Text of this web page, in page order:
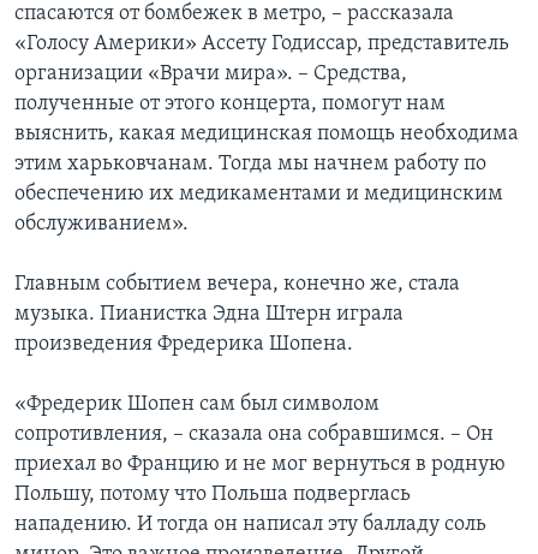
спасаются от бомбежек в метро, – рассказала
«Голосу Америки» Ассету Годиссар, представитель
организации «Врачи мира». – Средства,
полученные от этого концерта, помогут нам
выяснить, какая медицинская помощь необходима
этим харьковчанам. Тогда мы начнем работу по
обеспечению их медикаментами и медицинским
обслуживанием».
Главным событием вечера, конечно же, стала
музыка. Пианистка Эдна Штерн играла
произведения Фредерика Шопена.
«Фредерик Шопен сам был символом
сопротивления, – сказала она собравшимся. – Он
приехал во Францию и не мог вернуться в родную
Польшу, потому что Польша подверглась
нападению. И тогда он написал эту балладу соль